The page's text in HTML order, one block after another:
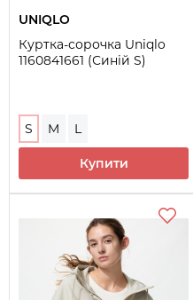
UNIQLO
Куртка-сорочка Uniqlo
1160841661 (Синій S)
S M L
Купити